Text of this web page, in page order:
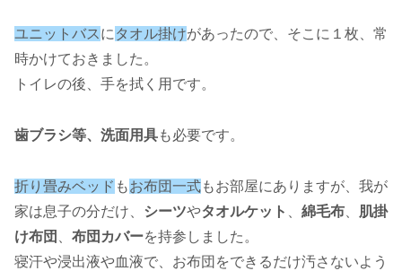
ユニットバスにタオル掛けがあったので、そこに１枚、常
時かけておきました。
トイレの後、手を拭く用です。
歯ブラシ等、洗面用具も必要です。
折り畳みベッド もお布団一式もお部屋にありますが、我が
家は息子の分だけ、
シーツやタオルケット 綿毛布
肌掛
け布団
布団カバーを持参しました。
寝汗や浸出液や血液で、お布団をできるだけ汚さないよう